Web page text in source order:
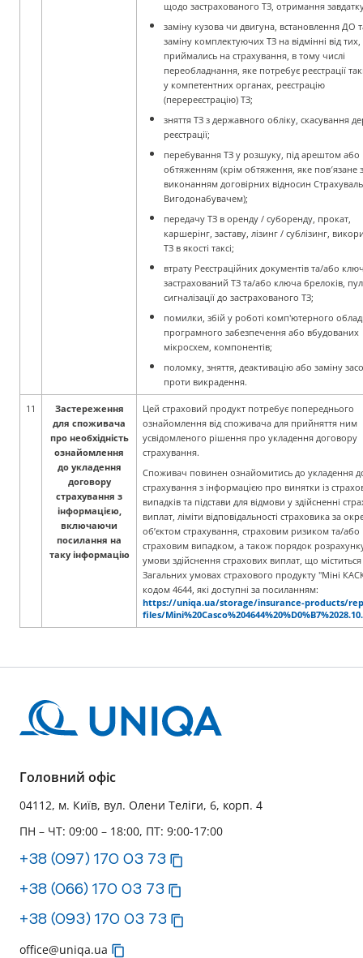
щодо застрахованого ТЗ, отримання
заміну кузова чи двигуна, встановлення ДО
заміну комплектуючих ТЗ на відмінні від тих,
приймались на страхування, в тому числі
переобладнання, яке потребує реєстрації
у компетентних органах, реєстрацію
(перереєстрацію) ТЗ;
зняття ТЗ з державного обліку, скасування
реєстрації;
перебування ТЗ у розшуку, під арештом або
обтяженням (крім обтяження, яке пов′язане
виконанням договірних відносин
Вигодонабувачем);
передачу ТЗ в оренду / суборенду, прокат,
каршерінг, заставу, лізинг / сублізинг,
ТЗ в якості таксі;
втрату Реєстраційних документів та/або
застрахований ТЗ та/або ключа брелоків,
сигналізації до застрахованого ТЗ;
помилки, збій у роботі комп'ютерного
програмного забезпечення або вбудованих
мікросхем, компонентів;
поломку, зняття, деактивацію або заміну
проти викрадення.
11
Застереження
для споживача
про необхідність
ознайомлення
до укладення
договору
страхування з
інформацією,
включаючи
посилання на
таку інформацію
Цей страховий продукт потребує попереднього
ознайомлення від споживача для прийняття ним
усвідомленого рішення про укладення договору
страхування.
Споживач повинен ознайомитись до укладення
страхування з інформацією про винятки із
випадків та підстави для відмови у здійсненні
виплат, ліміти відповідальності страховика за
об’єктом страхування, страховим ризиком та/або
страховим випадком, а також порядок
умови здійснення страхових виплат, що
Загальних умовах страхового продукту "Міні
кодом 4644, які доступні за посиланням:
https://uniqa.ua/storage/insurance-products/
files/
Головний офіс
04112, м. Київ, вул. Олени Теліги, 6, корп. 4
ПН – ЧТ: 09:00 – 18:00, ПТ: 9:00-17:00
+38 (097) 170 03 73
+38 (066) 170 03 73
+38 (093) 170 03 73
office@uniqa.ua